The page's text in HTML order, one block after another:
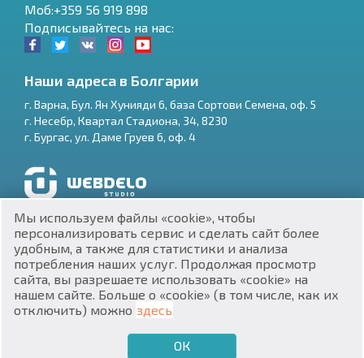
$
₽
₴
zł BG
Моб:+359 56 919 898
Подписывайтесь на нас:
Наши адреса в Болгарии
г. Варна, Бул. Ян Хунияди 6, база Сортови Семена, оф. 5
г. Несебр, Квартал Стадиона, 34, 8230
г. Бургас, ул. Даме Груев 6, оф. 4
Разработка и SEO продвижение сайтов
ЕИК 201160903
Мы используем файлы «cookie», чтобы
персонализировать сервис и сделать сайт более
удобным, а также для статистики и анализа
потребления наших услуг. Продолжая просмотр
сайта, вы разрешаете использовать «cookie» на
нашем сайте. Больше о «cookie» (в том числе, как их
отключить) можно здесь
ОК